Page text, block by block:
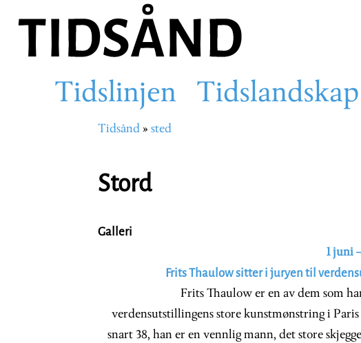
hovedinnhold
Main
navigation
Tidslinjen Tidslandskap
Navigasjonssti
Tidsånd sted
Stord
Galleri
1 juni
Frits Thaulow sitter i juryen til
Frits Thaulow er en av dem som
verdensutstillingens store kunstmønstring i
snart 38, han er en vennlig mann, det store